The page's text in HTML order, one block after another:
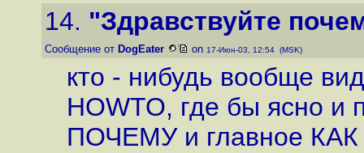
14. "Здравствуйте
Сообщение от DogEater on 17-Июн-03, 12:54 (MSK)
кто - нибудь вообще
HOWTO, где бы ясно и
ПОЧЕМУ и главное